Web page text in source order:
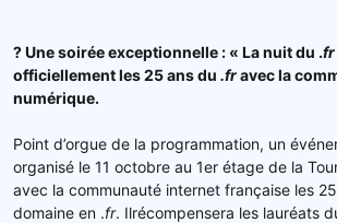
? Une soirée exceptionnelle : « La nuit du .fr
officiellement les 25 ans du .fravec la
numérique.
Point d’orgue de la programmation, un
organisé le 11 octobre au 1er étage de la
avec la communauté internet française les
domaine en .fr. Ilrécompensera les lauréats